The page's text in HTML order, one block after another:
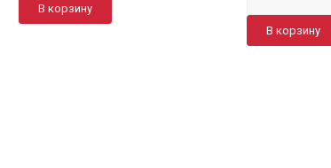
В корзину
В корзину